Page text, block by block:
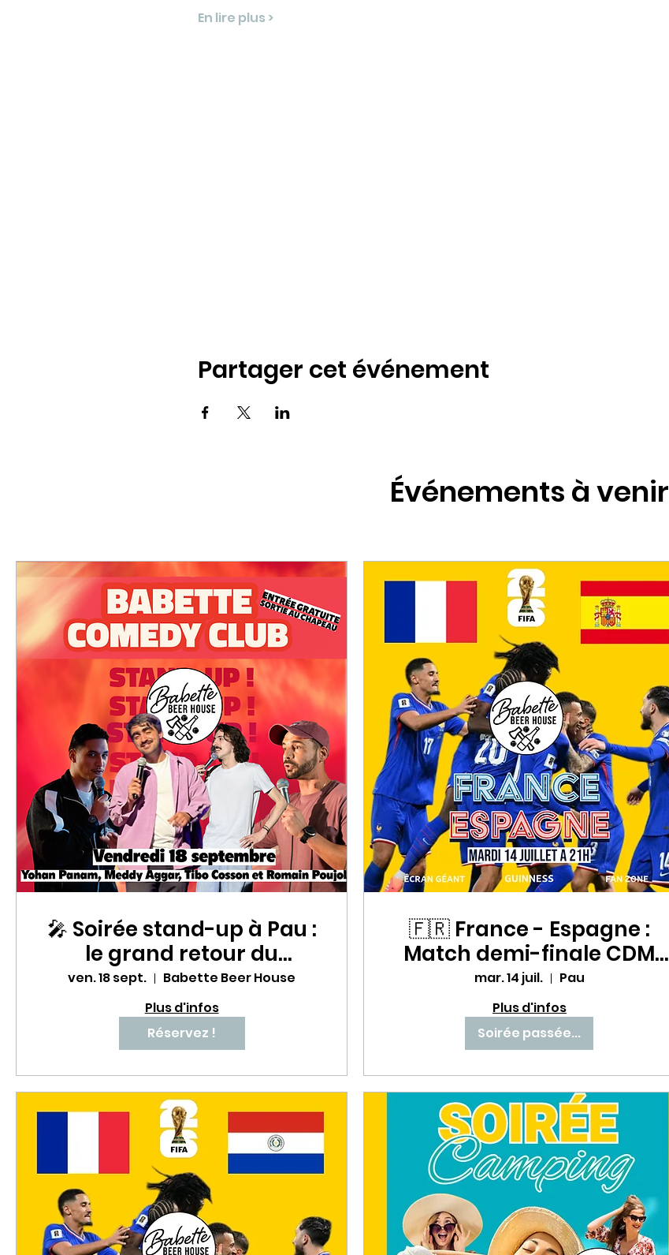
En lire plus >
Partager cet événement
Événements à venir
🎤 Soirée stand-up à Pau :
le grand retour du
Babette Comedy Club !
ven. 18 sept.
Babette Beer House
Plus d'infos
Réservez !
🇫🇷 France - Espagne :
Match demi-finale CDM
un choc à ne pas
manquer au Babette Beer
House ! ⚽🔥
mar. 14 juil.
Pau
Plus d'infos
Soirée passée...